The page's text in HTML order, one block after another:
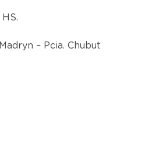
– Pcia. Chubut